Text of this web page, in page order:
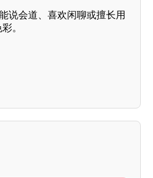
说会道、喜欢闲聊或擅长用
。